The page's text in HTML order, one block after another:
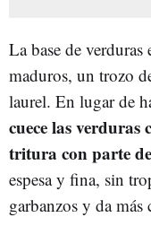
La base de
maduros, un trozo
laurel. En lugar de
cuece las verduras
tritura con parte
espesa y fina, sin
garbanzos y da